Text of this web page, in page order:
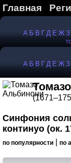
Главная
А Б В Г Д Е Ж З
А Б В Г Д Е Ж З
Синфония
континуо (ок.
по популярности по